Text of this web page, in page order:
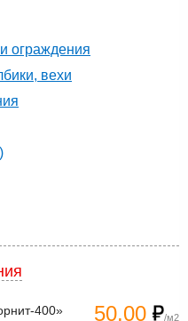
ограждения
вехи
50.00 /м2
400»